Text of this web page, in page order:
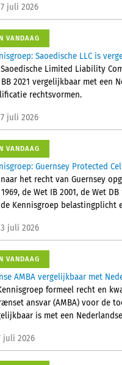
juli 2026
VANDAAG
Saoedische LLC is
Saoedische Limited Liability
BB 2021 vergelijkbaar met een
rechtsvormen.
juli 2026
VANDAAG
Guernsey Protected
naar het recht van Guernsey
1969, de Wet IB 2001, de Wet
Kennisgroep belastingplicht
juli 2026
VANDAAG
AMBA vergelijkbaar met
formeel recht en
ansvar (AMBA) voor de
is met een
juli 2026